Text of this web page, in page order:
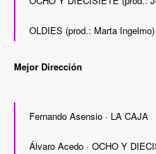
OLDIES (prod.: Marta Ingelmo)
Mejor Dirección
Fernando Asensio · LA CAJA
Álvaro Acedo · OCHO Y